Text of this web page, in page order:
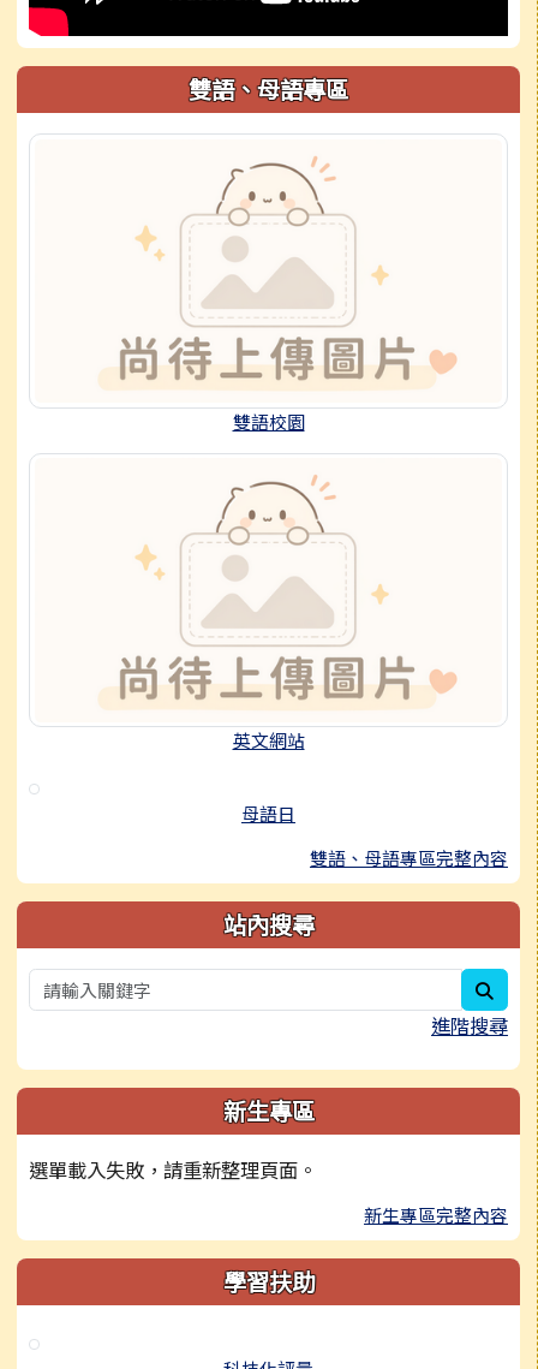
雙語、母語專區
雙語校園
英文網站
母語日
雙語、母語專區完整內容
站內搜尋
進階搜尋
新生專區
選單載入失敗，請重新整理頁面。
新生專區完整內容
學習扶助